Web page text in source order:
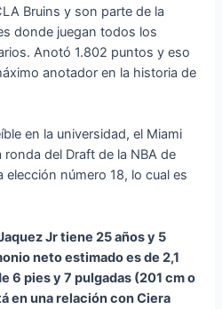
Bruins y son parte de la
donde juegan todos los
Anotó 1.802 puntos y eso
anotador en la historia de
en la universidad, el Miami
del Draft de la NBA de
número 18, lo cual es
Jr tiene 25 años y 5
neto estimado es de 2,1
6 pies y 7 pulgadas (201 cm o
en una relación con Ciera